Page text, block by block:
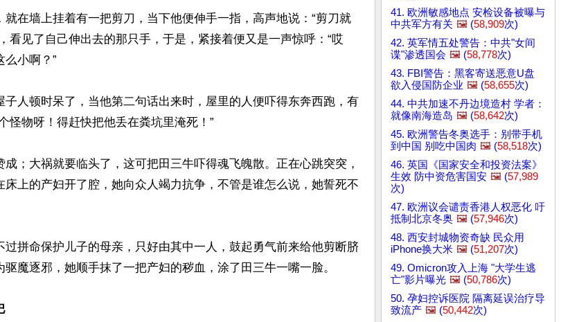
就在墙上挂着有一把剪刀，当下他便伸手一指，高声地说：“剪刀就
看见了自己伸出去的那只手，于是，紧接着便又是一声惊呼：“哎
么小啊？”
子人顿时呆了，当他第二句话出来时，屋里的人便吓得东奔西跑，有
怪物呀！得赶快把他丢在粪坑里淹死！”
成；大祸就要临头了，这可把田三牛吓得魂飞魄散。正在心跳突突，
床上的产妇开了腔，她向众人竭力抗争，不管是谁怎么说，她誓死不
过拼命保护儿子的母亲，只好由其中一人，鼓起勇气前来给他剪断脐
魔逐邪，她顺手抹了一把产妇的秽血，涂了田三牛一嘴一脸。
41. 欧洲敏感地点 安检设备被曝与
中共军方有关 🖼️ (58,909次)
42. 英军情五处警告：中共"女间
谍"渗透国会 🖼️ (58,778次)
43. FBI警告：黑客寄送恶意U盘
欲入侵国防企业 🖼️ (58,655次)
44. 中共加速不丹边境造村 学者：
就像南海造岛 🖼️ (58,642次)
45. 欧洲警告冬奥选手：别带手机
到中国 别吃中国肉 🖼️ (58,518次)
46. 英国《国家安全和投资法案》
生效 防中资危害国安 🖼️ (57,989
次)
47. 欧洲议会谴责香港人权恶化 吁
抵制北京冬奥 🖼️ (57,946次)
48. 西安封城物资奇缺 民众用
iPhone换大米 🖼️ (51,207次)
49. Omicron攻入上海 "大学生逃
亡"影片曝光 🖼️ (50,786次)
50. 孕妇控诉医院 隔离延误治疗导
致流产 🖼️ (50,442次)